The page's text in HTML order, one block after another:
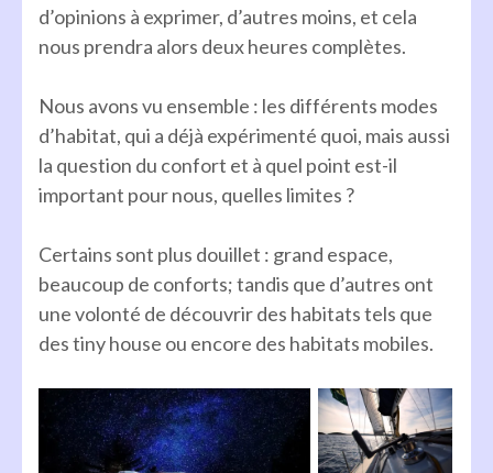
d’opinions à exprimer, d’autres moins, et cela
nous prendra alors deux heures complètes.
Nous avons vu ensemble : les différents modes
d’habitat, qui a déjà expérimenté quoi, mais aussi
la question du confort et à quel point est-il
important pour nous, quelles limites ?
Certains sont plus douillet : grand espace,
beaucoup de conforts; tandis que d’autres ont
une volonté de découvrir des habitats tels que
des tiny house ou encore des habitats mobiles.